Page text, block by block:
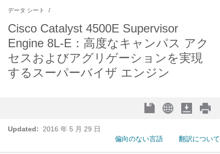
データ シート
Cisco Catalyst 4500E Supervisor
Engine 8L-E：高度なキャンパス アク
セスおよびアグリゲーションを実現
するスーパーバイザ エンジン
Updated:
2016 年 5 月 29 日
偏向のない言語
翻訳について